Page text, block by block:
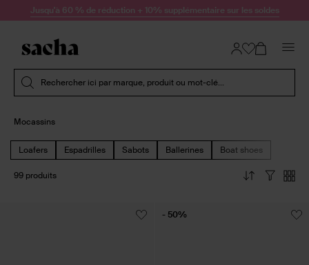
Passer au contenu
Jusqu'à 60 % de réduction + 10% supplémentaire sur les soldes
Rechercher ici par marque, produit ou mot-clé...
Mocassins
Loafers Espadrilles Sabots Ballerines Boat shoes
99 produits
- 50%